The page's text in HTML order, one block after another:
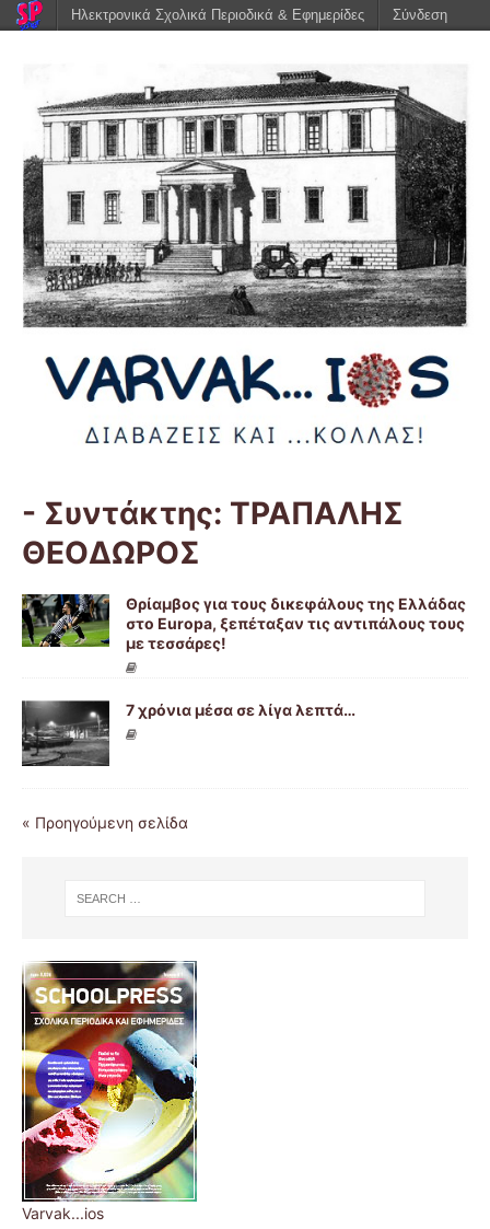
- Συντάκτης: ΤΡΑΠΑΛΗΣ
ΘΕΟΔΩΡΟΣ
Θρίαμβος για τους δικεφάλους της Ελλάδας
στο Europa, ξεπέταξαν τις αντιπάλους τους
με τεσσάρες!
7 χρόνια μέσα σε λίγα λεπτά…
« Προηγούμενη σελίδα
Varvak...ios
Ηλεκτρονικά Σχολικά Περιοδικά & Εφημερίδες Σύνδεση